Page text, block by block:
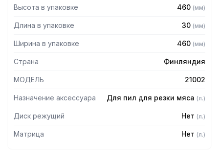
Высота в упаковке 460 (мм)
Длина в упаковке 30 (мм)
Ширина в упаковке 460 (мм)
Страна Финляндия
МОДЕЛЬ 21002
Назначение аксессуара Для пил для резки мяса (л.)
Диск режущий Нет (л.)
Матрица Нет (л.)